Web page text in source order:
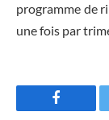
programme de
une fois par